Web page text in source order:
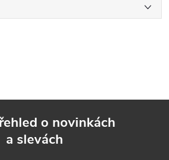
o novinkách
a slevách